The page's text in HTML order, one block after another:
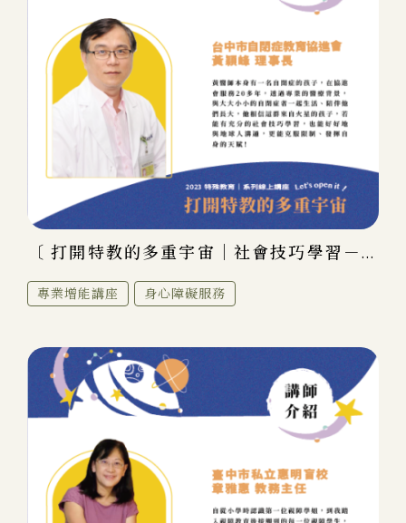
〔 打開特教的多重宇宙｜社會技巧學習－...
專業增能講座 身心障礙服務